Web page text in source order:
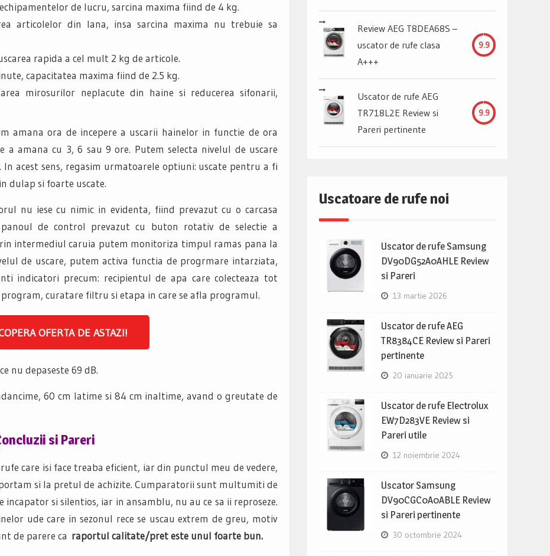
de lucru, sarcina maxima fiind de 4 kg.
articolelor din lana, insa sarcina maxima nu trebuie sa
rapida a cel mult 2 kg de articole.
capacitatea maxima fiind de 2.5 kg.
mirosurilor neplacute din haine si reducerea sifonarii,
amana ora de incepere a uscarii hainelor in functie de ora
a amana cu 3, 6 sau 9 ore. Putem selecta nivelul de uscare
acest sens, regasim urmatoarele optiuni: uscate pentru a fi
dulap si foarte uscate.
nu iese cu nimic in evidenta, fiind prevazut cu o carcasa
de control prevazut cu buton rotativ de selectie a
intermediul caruia putem monitoriza timpul ramas pana la
de uscare, putem activa functia de progrmare intarziata,
indicatori precum: recipientul de apa care colecteaza tot
curatare filtru si etapa in care se afla programul.
OFERTA DE ASTAZI!
nu depaseste 69 dB.
60 cm latime si 84 cm inaltime, avand o greutate de
si Pareri
care isi face treaba eficient, iar din punctul meu de vedere,
si la pretul de achizite. Cumparatorii sunt multumiti de
si silentios, iar in ansamblu, nu au ce sa ii reproseze.
ude care in sezonul rece se uscau extrem de greu, motiv
de parere ca raportul calitate/pret este unul foarte bun.
Review AEG T8DEA68S –
uscator de rufe clasa
A+++
9.9
Uscator de rufe AEG
TR718L2E Review si
Pareri pertinente
9.9
Uscatoare de rufe noi
Uscator de rufe Samsung
DV90DG52A0AHLE Review
si Pareri
13 martie 2026
Uscator de rufe AEG
TR8384CE Review si Pareri
pertinente
20 ianuarie 2025
Uscator de rufe Electrolux
EW7D283VE Review si
Pareri utile
12 noiembrie 2024
Uscator Samsung
DV90CGC0A0ABLE Review
si Pareri pertinente
30 octombrie 2024